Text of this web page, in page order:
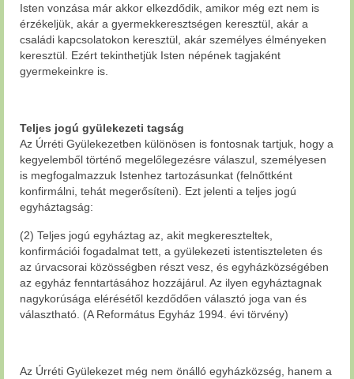
Isten vonzása már akkor elkezdődik, amikor még ezt nem is
érzékeljük, akár a gyermekkeresztségen keresztül, akár a
családi kapcsolatokon keresztül, akár személyes élményeken
keresztül. Ezért tekinthetjük Isten népének tagjaként
gyermekeinkre is.
Teljes jogú gyülekezeti tagság
Az Úrréti Gyülekezetben különösen is fontosnak tartjuk, hogy a
kegyelemből történő megelőlegezésre válaszul, személyesen
is megfogalmazzuk Istenhez tartozásunkat (felnőttként
konfirmálni, tehát megerősíteni). Ezt jelenti a teljes jogú
egyháztagság:
(2) Teljes jogú egyháztag az, akit megkereszteltek,
konfirmációi fogadalmat tett, a gyülekezeti istentiszteleten és
az úrvacsorai közösségben részt vesz, és egyházközségében
az egyház fenntartásához hozzájárul. Az ilyen egyháztagnak
nagykorúsága elérésétől kezdődően választó joga van és
választható. (A Református Egyház 1994. évi törvény)
Az Úrréti Gyülekezet még nem önálló egyházközség, hanem a